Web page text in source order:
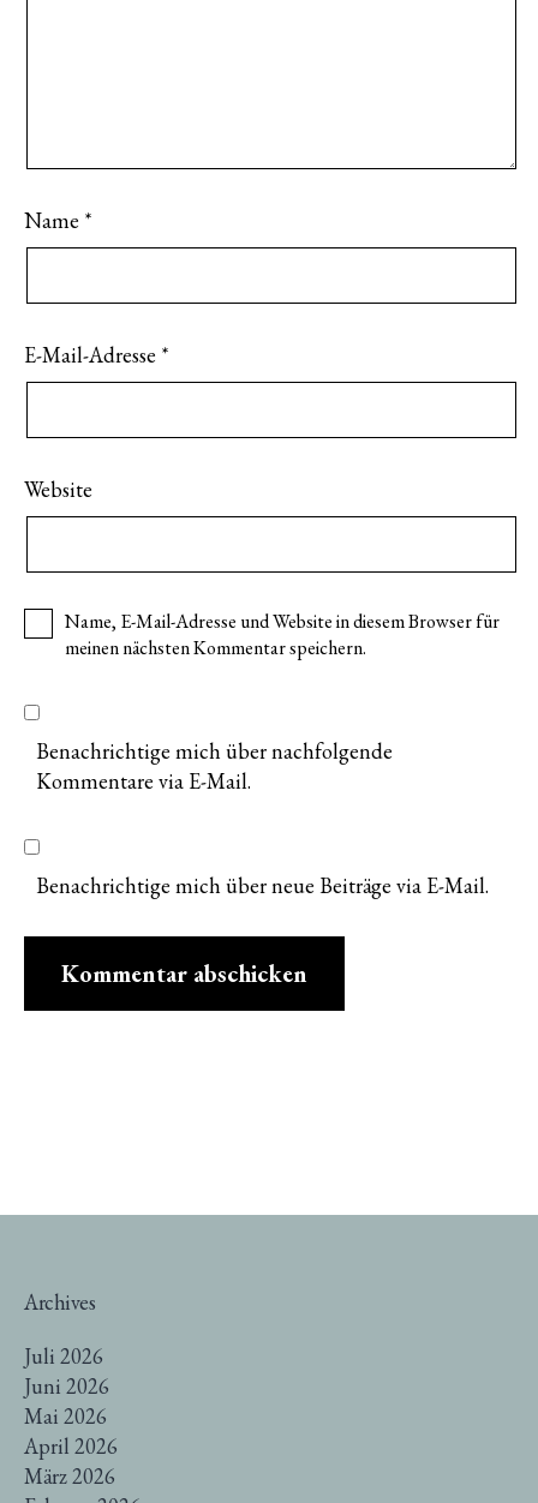
Name *
E-Mail-Adresse *
Website
Name, E-Mail-Adresse und Website in diesem Browser für
meinen nächsten Kommentar speichern.
Benachrichtige mich über nachfolgende
Kommentare via E-Mail.
Benachrichtige mich über neue Beiträge via E-Mail.
Archives
Juli 2026
Juni 2026
Mai 2026
April 2026
März 2026